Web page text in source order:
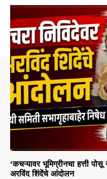
‘कचऱ्यावर भूमिग्रीनचा हत्ती
अरविंद शिंदेंचे आंदोलन